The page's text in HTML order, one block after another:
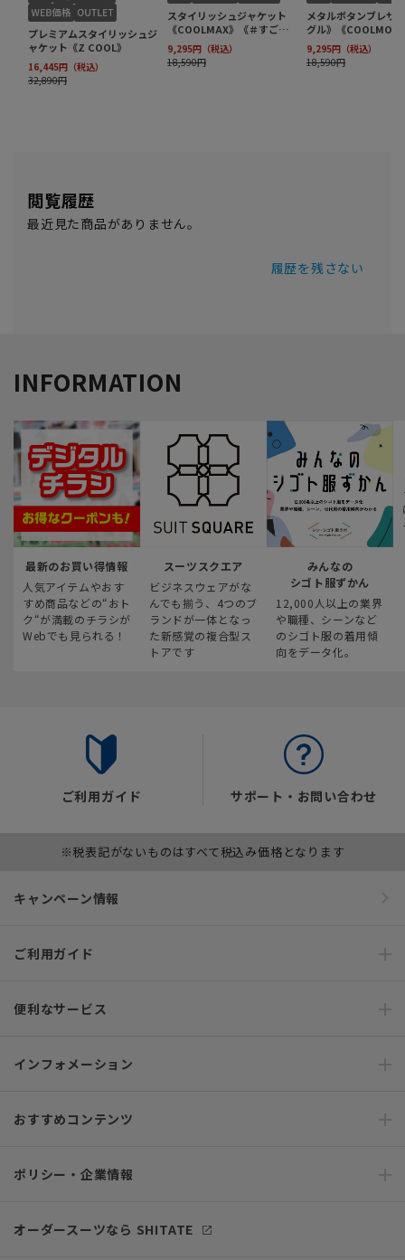
閲覧履歴
最近見た商品がありません。
履歴を残さない
INFORMATION
最新のお買い得情報
人気アイテムやおす
すめ商品などの“おト
ク“が満載のチラシが
Webでも見られる！
スーツスクエア
ビジネスウェアがな
んでも揃う、4つのブ
ランドが一体となっ
た新感覚の複合型ス
トアです
みんなの
シゴト服ずかん
12,000人以上の業界
や職種、シーンなど
のシゴト服の着用傾
向をデータ化。
ご利用ガイド サポート・お問い合わせ
※税表記がないものはすべて税込み価格となります
キャンペーン情報
ご利用ガイド
便利なサービス
インフォメーション
おすすめコンテンツ
ポリシー・企業情報
オーダースーツなら SHITATE